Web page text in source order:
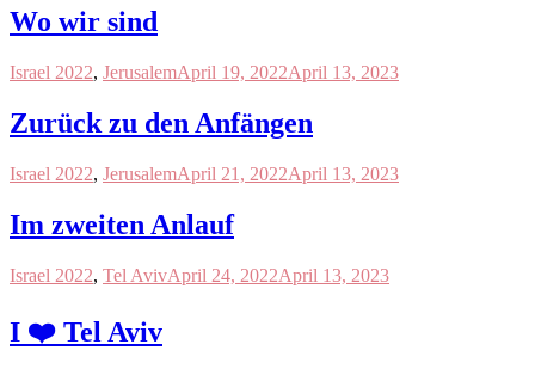
Wo wir sind
Israel 2022, JerusalemApril 19, 2022April 13, 2023
Zurück zu den Anfängen
Israel 2022, JerusalemApril 21, 2022April 13, 2023
Im zweiten Anlauf
Israel 2022, Tel AvivApril 24, 2022April 13, 2023
I ❤️ Tel Aviv